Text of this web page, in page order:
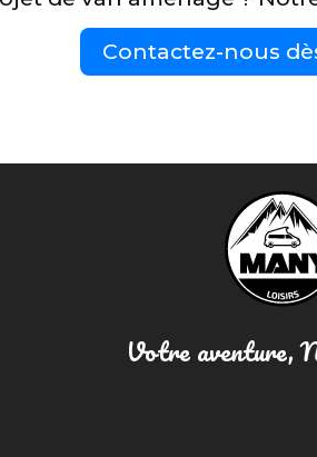
Contactez-nous
Votre aventure,